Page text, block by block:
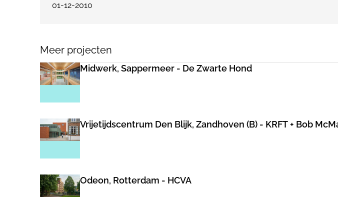
01-12-2010
Meer projecten
Midwerk, Sappermeer - De Zwarte Hond
Vrijetijdscentrum Den Blijk, Zandhoven (B) - KRFT + Bob
Odeon, Rotterdam - HCVA